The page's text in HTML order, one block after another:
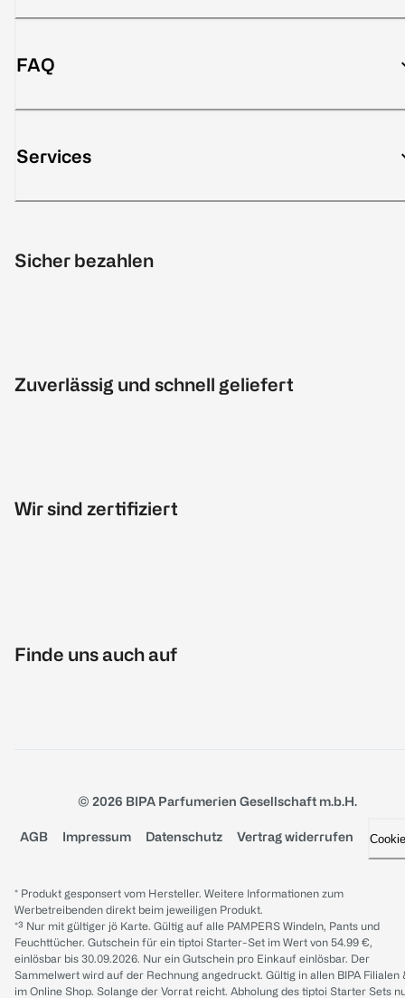
FAQ
Services
Sicher bezahlen
Zuverlässig und schnell geliefert
Wir sind zertifiziert
Finde uns auch auf
© 2026 BIPA Parfumerien Gesellschaft m.b.H.
AGB Impressum Datenschutz Vertrag widerrufen
* Produkt gesponsert vom Hersteller. Weitere Informationen zum
Werbetreibenden direkt beim jeweiligen Produkt.
*³ Nur mit gültiger jö Karte. Gültig auf alle PAMPERS Windeln, Pants und
Feuchttücher. Gutschein für ein tiptoi Starter-Set im Wert von 54.99 €,
einlösbar bis 30.09.2026. Nur ein Gutschein pro Einkauf einlösbar. Der
Sammelwert wird auf der Rechnung angedruckt. Gültig in allen BIPA Filialen
im Online Shop. Solange der Vorrat reicht. Abholung des tiptoi Starter Sets